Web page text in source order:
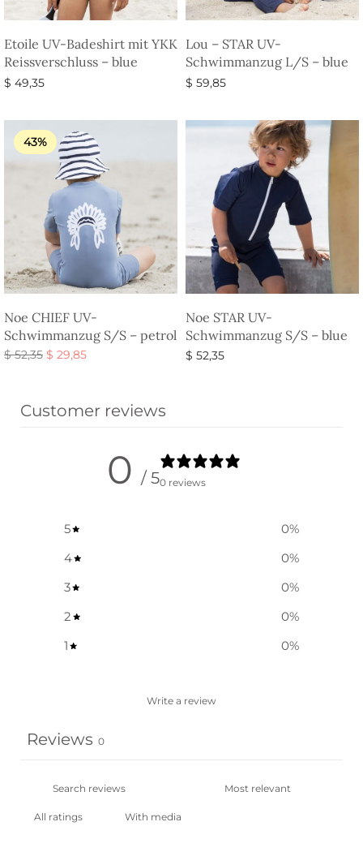
Etoile UV-Badeshirt mit YKK
Reissverschluss – blue
$ 49,35
Lou – STAR UV-
Schwimmanzug L/S – blue
$ 59,85
43%
Noe CHIEF UV-
Schwimmanzug S/S – petrol
$52,35 Ursprünglicher
$ 29,85Aktueller
Noe STAR UV-
Schwimmanzug S/S – blue
$ 52,35
Customer reviews
0 / 50 reviews
5 0%
4
0%
3
0%
2
0%
1
0%
Write a review
Reviews 0
With media